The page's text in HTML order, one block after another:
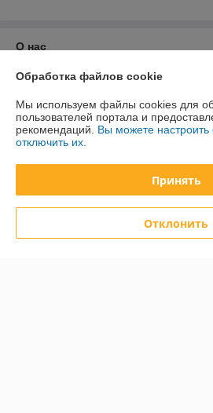
О нас
Контакты
Доставка и оплата
Полная версия сайта
Политика обработки cookies
Обработка файлов cookie
Мы используем файлы cookies для
пользователей портала и
рекомендаций. Вы можете
отключить их.
Принять
Отклонить